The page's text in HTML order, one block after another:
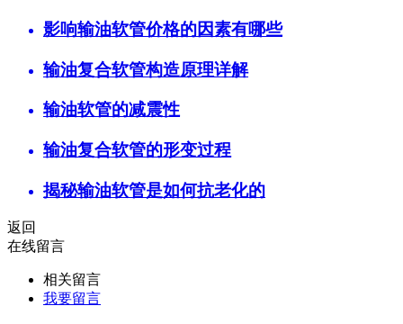
影响输油软管价格的因素有哪些
输油复合软管构造原理详解
输油软管的减震性
输油复合软管的形变过程
揭秘输油软管是如何抗老化的
返回
在线留言
相关留言
我要留言